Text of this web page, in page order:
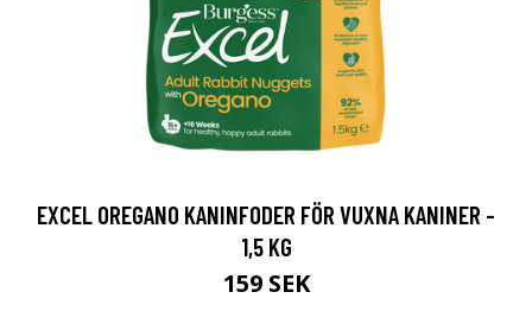
EXCEL OREGANO KANINFODER FÖR VUXNA KANINER -
1,5 KG
159 SEK